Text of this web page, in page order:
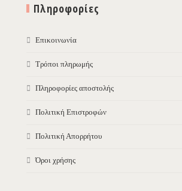
Πληροφορίες
Επικοινωνία
Τρόποι πληρωμής
Πληροφορίες αποστολής
Πολιτική Επιστροφών
Πολιτική Απορρήτου
Όροι χρήσης